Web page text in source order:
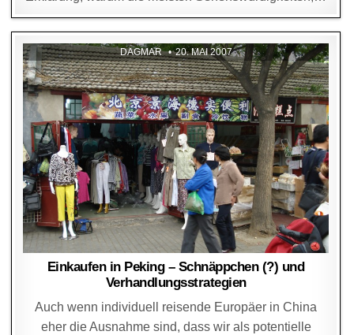
DAGMAR 20. MAI 2007
Einkaufen in Peking – Schnäppchen (?) und
Verhandlungsstrategien
Auch wenn individuell reisende Europäer in China
eher die Ausnahme sind, dass wir als potentielle